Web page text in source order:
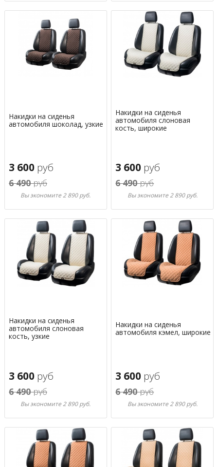
Накидки на сиденья
автомобиля шоколад, узкие
3 600 руб
6 490руб
Вы экономите 2 890 руб.
Накидки на сиденья
автомобиля слоновая
кость, широкие
3 600 руб
6 490руб
Вы экономите 2 890 руб.
Накидки на сиденья
автомобиля слоновая
кость, узкие
3 600 руб
6 490руб
Вы экономите 2 890 руб.
Накидки на сиденья
автомобиля кэмел, широкие
3 600 руб
6 490руб
Вы экономите 2 890 руб.